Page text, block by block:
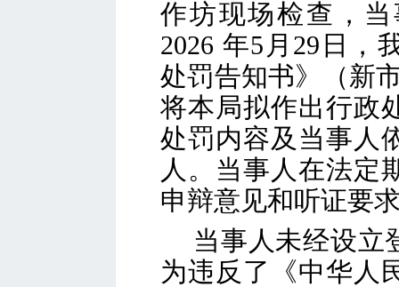
作坊现场检查，
2026 年5 月 29 日，
处罚告知书》（新
将本局拟作出行政
处罚内容及当事人
人。当事人在法定
申辩意见和听证要
当事人 未经设立
为违反了《中华人